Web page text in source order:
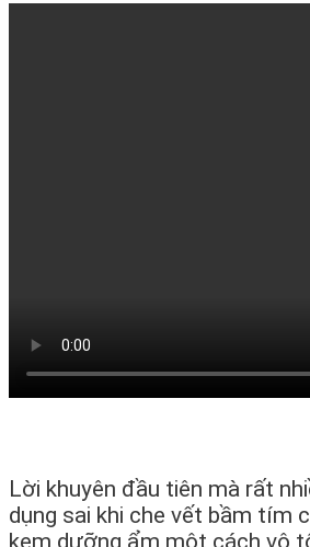
Lời khuyên đầu tiên mà rất
dụng sai khi che vết bầm tím
kem dưỡng ẩm một cách vô